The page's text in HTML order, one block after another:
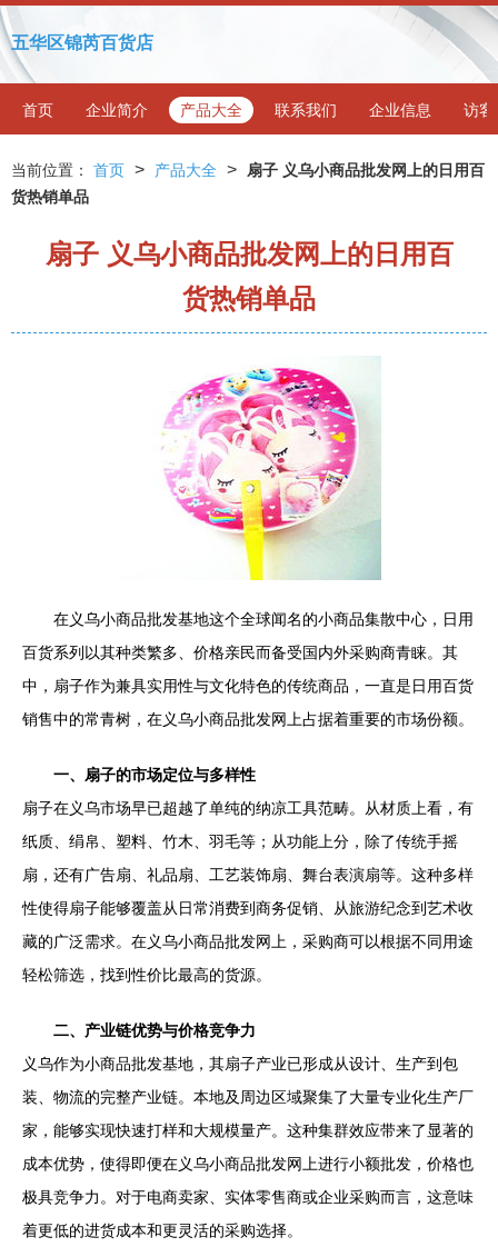
五华区锦芮百货店
首页 企业简介 产品大全 联系我们 企业信息 访客
当前位置： 首页 > 产品大全 >
扇子 义乌小商品批发网上的日用百
货热销单品
扇子 义乌小商品批发网上的日用百
货热销单品
在义乌小商品批发基地这个全球闻名的小商品集散中心，日用
百货系列以其种类繁多、价格亲民而备受国内外采购商青睐。其
中，扇子作为兼具实用性与文化特色的传统商品，一直是日用百货
销售中的常青树，在义乌小商品批发网上占据着重要的市场份额。
一、扇子的市场定位与多样性
扇子在义乌市场早已超越了单纯的纳凉工具范畴。从材质上看，有
纸质、绢帛、塑料、竹木、羽毛等；从功能上分，除了传统手摇
扇，还有广告扇、礼品扇、工艺装饰扇、舞台表演扇等。这种多样
性使得扇子能够覆盖从日常消费到商务促销、从旅游纪念到艺术收
藏的广泛需求。在义乌小商品批发网上，采购商可以根据不同用途
轻松筛选，找到性价比最高的货源。
二、产业链优势与价格竞争力
义乌作为小商品批发基地，其扇子产业已形成从设计、生产到包
装、物流的完整产业链。本地及周边区域聚集了大量专业化生产厂
家，能够实现快速打样和大规模量产。这种集群效应带来了显著的
成本优势，使得即便在义乌小商品批发网上进行小额批发，价格也
极具竞争力。对于电商卖家、实体零售商或企业采购而言，这意味
着更低的进货成本和更灵活的采购选择。